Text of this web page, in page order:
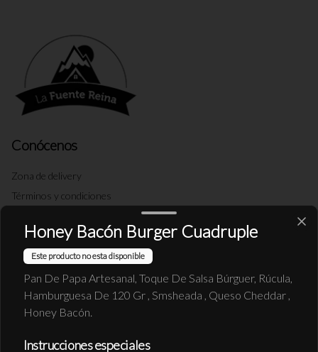
Conócenos
Zona de delivery
Términos y condiciones
Redes sociales
Instagram
Facebook
Honey Bacón Burger Cuadruple
Este producto no esta disponible
Pan De Papa Artesanal, Toque De Salsa Búrguer, Rúcula,
Hamburguesa De 120 Gr , Smsheada , Queso Cheddar ,
Honey Bacón.
Instrucciones especiales